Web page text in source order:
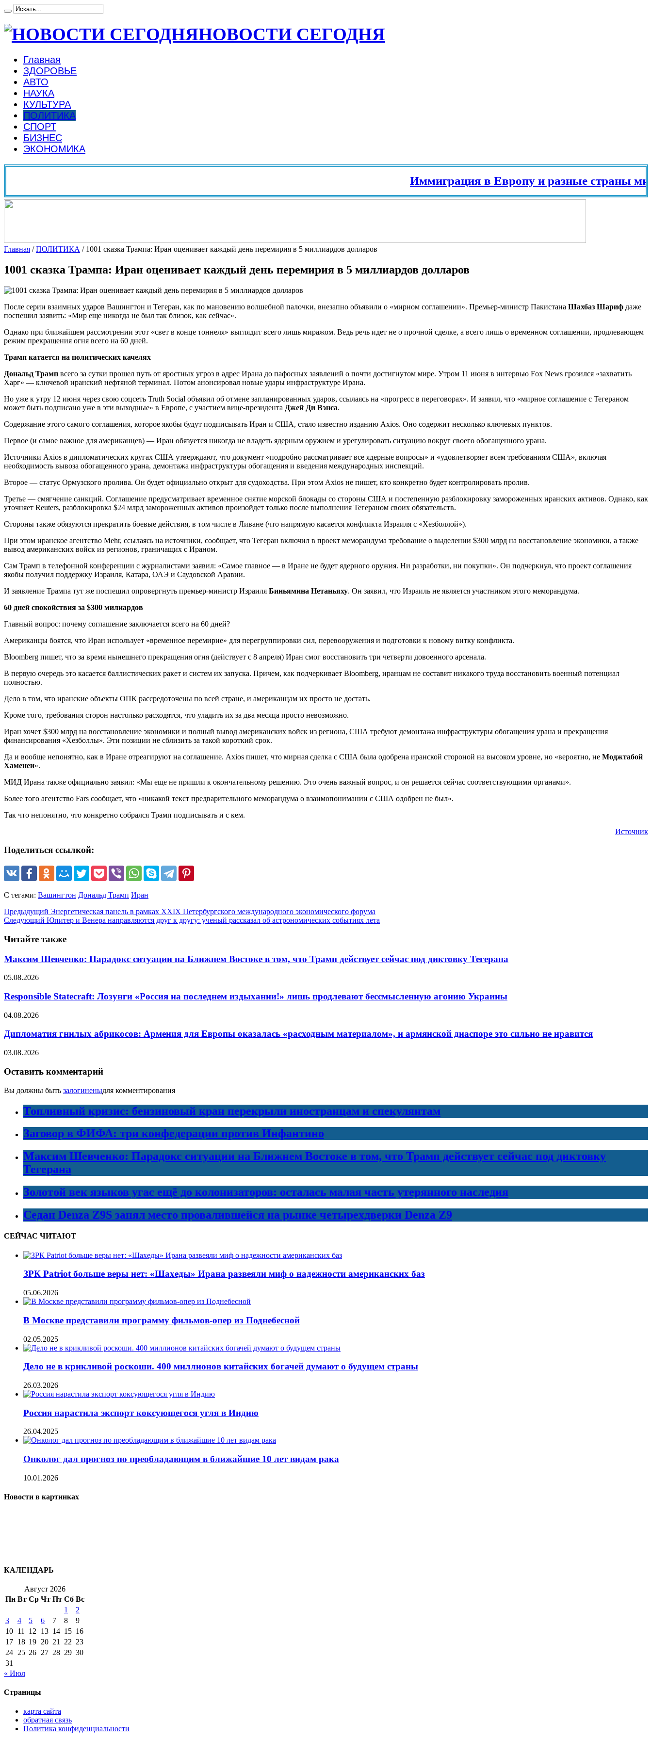
НОВОСТИ СЕГОДНЯ
Главная
ЗДОРОВЬЕ
АВТО
НАУКА
КУЛЬТУРА
ПОЛИТИКА
СПОРТ
БИЗНЕС
ЭКОНОМИКА
Иммиграция в Европу и разные страны мира в
Главная /ПОЛИТИКА / 1001 сказка Трампа: Иран оценивает каждый день перемирия в 5 миллиардов долларов
1001 сказка Трампа: Иран оценивает каждый день перемирия в 5 миллиардов долларов
После серии взаимных ударов Вашингтон и Тегеран, как по мановению волшебной палочки, внезапно объявили о «мирном соглашении». Премьер-министр Пакистана Шахбаз Шариф даже
поспешил заявить: «Мир еще никогда не был так близок, как сейчас».
Однако при ближайшем рассмотрении этот «свет в конце тоннеля» выглядит всего лишь миражом. Ведь речь идет не о прочной сделке, а всего лишь о временном соглашении, продлевающем
режим прекращения огня всего на 60 дней.
Трамп катается на политических качелях
Дональд Трамп всего за сутки прошел путь от яростных угроз в адрес Ирана до пафосных заявлений о почти достигнутом мире. Утром 11 июня в интервью Fox News грозился «захватить
Харг» — ключевой иранский нефтяной терминал. Потом анонсировал новые удары инфраструктуре Ирана.
Но уже к утру 12 июня через свою соцсеть Truth Social объявил об отмене запланированных ударов, ссылаясь на «прогресс в переговорах». И заявил, что «мирное соглашение с Тегераном
может быть подписано уже в эти выходные» в Европе, с участием вице-президента Джей Ди Вэнса.
Содержание этого самого соглашения, которое якобы будут подписывать Иран и США, стало известно изданию Axios. Оно содержит несколько ключевых пунктов.
Первое (и самое важное для американцев) — Иран обязуется никогда не владеть ядерным оружием и урегулировать ситуацию вокруг своего обогащенного урана.
Источники Axios в дипломатических кругах США утверждают, что документ «подробно рассматривает все ядерные вопросы» и «удовлетворяет всем требованиям США», включая
необходимость вывоза обогащенного урана, демонтажа инфраструктуры обогащения и введения международных инспекций.
Второе — статус Ормузского пролива. Он будет официально открыт для судоходства. При этом Axios не пишет, кто конкретно будет контролировать пролив.
Третье — смягчение санкций. Соглашение предусматривает временное снятие морской блокады со стороны США и постепенную разблокировку замороженных иранских активов. Однако, как
уточняет Reuters, разблокировка $24 млрд замороженных активов произойдет только после выполнения Тегераном своих обязательств.
Стороны также обязуются прекратить боевые действия, в том числе в Ливане (что напрямую касается конфликта Израиля с «Хезболлой»).
При этом иранское агентство Mehr, ссылаясь на источники, сообщает, что Тегеран включил в проект меморандума требование о выделении $300 млрд на восстановление экономики, а также
вывод американских войск из регионов, граничащих с Ираном.
Сам Трамп в телефонной конференции с журналистами заявил: «Самое главное — в Иране не будет ядерного оружия. Ни разработки, ни покупки». Он подчеркнул, что проект соглашения
якобы получил поддержку Израиля, Катара, ОАЭ и Саудовской Аравии.
И заявление Трампа тут же поспешил опровергнуть премьер-министр Израиля Биньямина Нетаньяху. Он заявил, что Израиль не является участником этого меморандума.
60 дней спокойствия за $300 милиардов
Главный вопрос: почему соглашение заключается всего на 60 дней?
Американцы боятся, что Иран использует «временное перемирие» для перегруппировки сил, перевооружения и подготовки к новому витку конфликта.
Bloomberg пишет, что за время нынешнего прекращения огня (действует с 8 апреля) Иран смог восстановить три четверти довоенного арсенала.
В первую очередь это касается баллистических ракет и систем их запуска. Причем, как подчеркивает Bloomberg, иранцам не составит никакого труда восстановить военный потенциал
полностью.
Дело в том, что иранские объекты ОПК рассредоточены по всей стране, и американцам их просто не достать.
Кроме того, требования сторон настолько расходятся, что уладить их за два месяца просто невозможно.
Иран хочет $300 млрд на восстановление экономики и полный вывод американских войск из региона, США требуют демонтажа инфраструктуры обогащения урана и прекращения
финансирования «Хезболлы». Эти позиции не сблизить за такой короткий срок.
Да и вообще непонятно, как в Иране отреагируют на соглашение. Axios пишет, что мирная сделка с США была одобрена иранской стороной на высоком уровне, но «вероятно, не Моджтабой
Хаменеи».
МИД Ирана также официально заявил: «Мы еще не пришли к окончательному решению. Это очень важный вопрос, и он решается сейчас соответствующими органами».
Более того агентство Fars сообщает, что «никакой текст предварительного меморандума о взаимопонимании с США одобрен не был».
Так что непонятно, что конкретно собрался Трамп подписывать и с кем.
Источник
Поделиться ссылкой:
С тегами: Вашингтон Дональд Трамп Иран
Предыдущий Энергетическая панель в рамках XXIX Петербургского международного экономического форума
Следующий Юпитер и Венера направляются друг к другу: ученый рассказал об астрономических событиях лета
Читайте также
Максим Шевченко: Парадокс ситуации на Ближнем Востоке в том, что Трамп действует сейчас под диктовку Тегерана
05.08.2026
Responsible Statecraft: Лозунги «Россия на последнем издыхании!» лишь продлевают бессмысленную агонию Украины
04.08.2026
Дипломатия гнилых абрикосов: Армения для Европы оказалась «расходным материалом», и армянской диаспоре это сильно не нравится
03.08.2026
Оставить комментарий
Вы должны быть залогиненыдля комментирования
Топливный кризис: бензиновый кран перекрыли иностранцам и спекулянтам
Заговор в ФИФА: три конфедерации против Инфантино
Максим Шевченко: Парадокс ситуации на Ближнем Востоке в том, что Трамп действует сейчас под диктовку
Тегерана
Золотой век языков угас ещё до колонизаторов: осталась малая часть утерянного наследия
Седан Denza Z9S занял место провалившейся на рынке четырехдверки Denza Z9
СЕЙЧАС ЧИТАЮТ
ЗРК Patriot больше веры нет: «Шахеды» Ирана развеяли миф о надежности американских баз
05.06.2026
В Москве представили программу фильмов-опер из Поднебесной
02.05.2025
Дело не в крикливой роскоши. 400 миллионов китайских богачей думают о будущем страны
26.03.2026
Россия нарастила экспорт коксующегося угля в Индию
26.04.2025
Онколог дал прогноз по преобладающим в ближайшие 10 лет видам рака
10.01.2026
Новости в картинках
КАЛЕНДАРЬ
Август 2026
Пн Вт Ср Чт Пт Сб Вс
1
2
3
4 5 6 7 8
9
10 11 12 13 14 15 16
17 18 19 20 21 22 23
24 25 26 27 28 29 30
31
« Июл
Страницы
карта сайта
обратная связь
Политика конфиденциальности